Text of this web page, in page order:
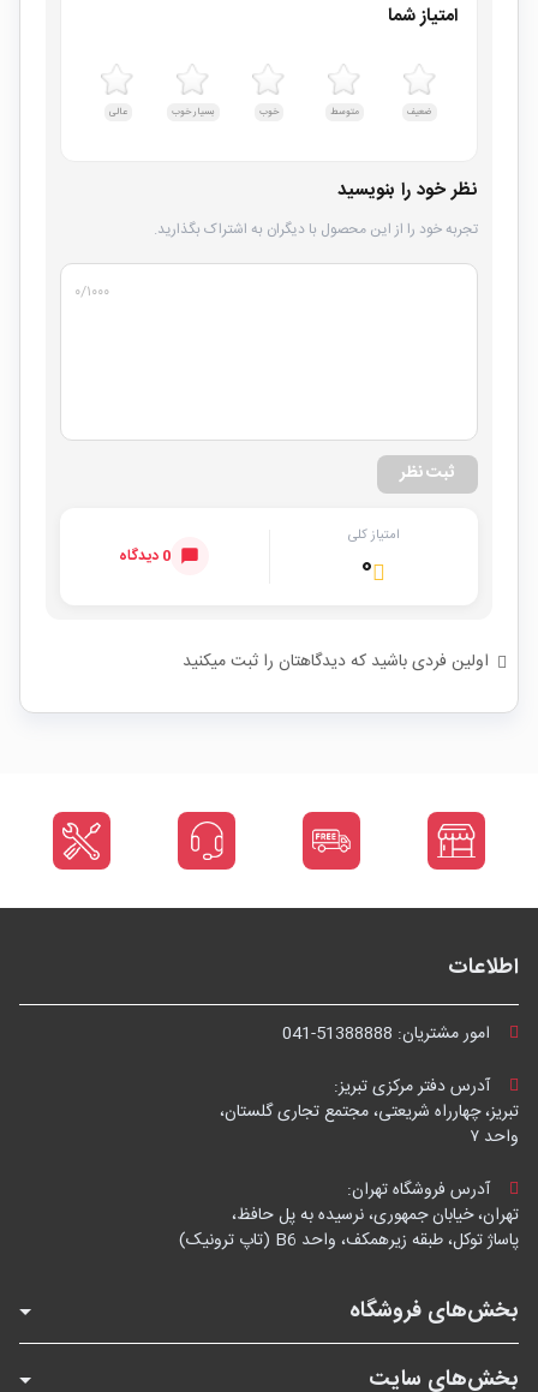
امتیاز شما
ضعیف متوسط خوب بسیار خوب عالی
نظر خود را بنویسید
تجربه خود را از این محصول با دیگران به اشتراک بگذارید.
۰/۱۰۰۰
ثبت نظر
امتیاز کلی
۰ 0 دیدگاه
اولین فردی باشید که دیدگاهتان را ثبت میکنید
اطلاعات
امور مشتریان: 041-51388888
آدرس دفتر مرکزی تبریز:
تبریز، چهارراه شریعتی، مجتمع تجاری گلستان،
واحد ۷
آدرس فروشگاه تهران:
تهران، خیابان جمهوری، نرسیده به پل حافظ،
پاساژ توکل، طبقه زیرهمکف، واحد B6 (تاپ ترونیک)
بخش‌های فروشگاه
بخش‌های سایت